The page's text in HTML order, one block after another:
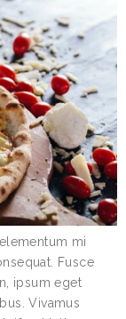
mi
Fusce
ipsum eget
Vivamus